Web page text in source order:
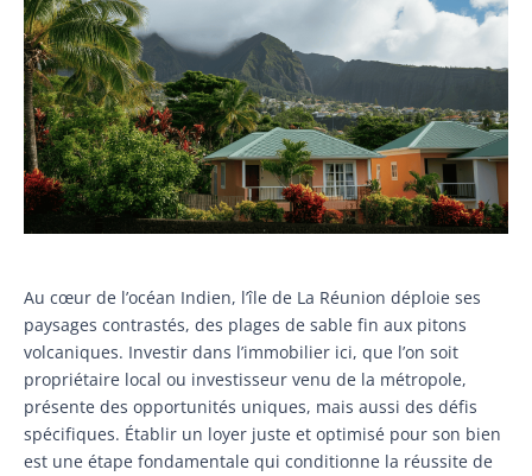
Au cœur de l’océan Indien, l’île de La Réunion déploie ses
paysages contrastés, des plages de sable fin aux pitons
volcaniques. Investir dans l’immobilier ici, que l’on soit
propriétaire local ou investisseur venu de la métropole,
présente des opportunités uniques, mais aussi des défis
spécifiques. Établir un loyer juste et optimisé pour son bien
est une étape fondamentale qui conditionne la réussite de